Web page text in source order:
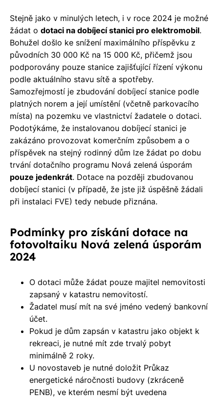
Stejně jako v minulých letech, i v roce 2024 je možné
žádat o dotaci na dobíjecí stanici pro elektromobil.
Bohužel došlo ke snížení maximálního příspěvku z
původních 30 000 Kč na 15 000 Kč, přičemž jsou
podporovány pouze stanice zajišťující řízení výkonu
podle aktuálního stavu sítě a spotřeby.
Samozřejmostí je zbudování dobíjecí stanice podle
platných norem a její umístění (včetně parkovacího
místa) na pozemku ve vlastnictví žadatele o dotaci.
Podotýkáme, že instalovanou dobíjecí stanici je
zakázáno provozovat komerčním způsobem a o
příspěvek na stejný rodinný dům lze žádat po dobu
trvání dotačního programu Nová zelená úsporám
pouze jedenkrát. Dotace na později zbudovanou
dobíjecí stanici (v případě, že jste již úspěšně žádali
při instalaci FVE) tedy nebude přiznána.
Podmínky pro získání dotace na
fotovoltaiku Nová zelená úsporám
2024
O dotaci může žádat pouze majitel nemovitosti
zapsaný v katastru nemovitostí.
Žadatel musí mít na své jméno vedený bankovní
účet.
Pokud je dům zapsán v katastru jako objekt k
rekreaci, je nutné mít zde trvalý pobyt
minimálně 2 roky.
U novostaveb je nutné doložit Průkaz
energetické náročnosti budovy (zkráceně
PENB), ve kterém nesmí být uvedena